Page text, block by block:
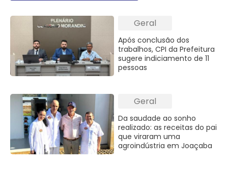
Geral
Após conclusão dos
trabalhos, CPI da Prefeitura
sugere indiciamento de 11
pessoas
Geral
Da saudade ao sonho
realizado: as receitas do pai
que viraram uma
agroindústria em Joaçaba